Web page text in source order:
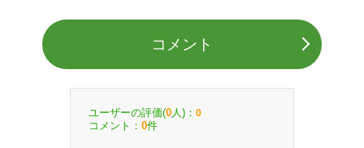
コメント
ユーザーの評価(0 人)： 0
コメント： 0件